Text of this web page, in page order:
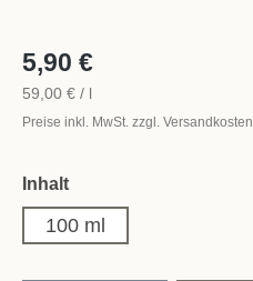
5,90 €
59,00 € / l
Preise inkl. MwSt. zzgl. Versandkosten
Inhaltauswählen
100 ml